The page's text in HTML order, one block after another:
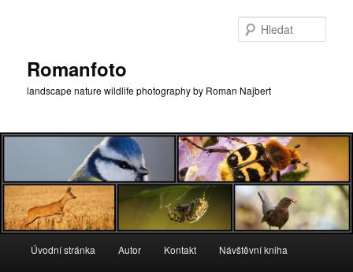
paneluRomanfoto
landscape nature wildlife photography by Roman Najbert
navigační
Úvodní stránka Autor Kontakt Návštěvní kniha